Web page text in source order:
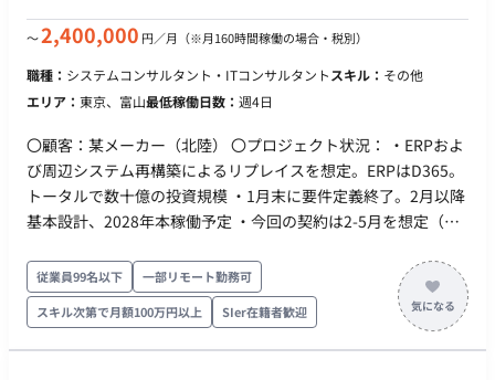
〜2,400,000 円／月 （※月160時間稼働の場合・税別）
職種： システムコンサルタント・ITコンサルタントスキル： その他
エリア： 東京、富山最低稼働日数： 週4日
〇顧客：某メーカー（北陸） 〇プロジェクト状況： ・ERPおよ
び周辺システム再構築によるリプレイスを想定。ERPはD365。
トータルで数十億の投資規模 ・1月末に要件定義終了。2月以降
基本設計、2028年本稼働予定 ・今回の契約は2-5月を想定（特
①チーム別PMO ・現在、受注・調達・計画など9つの機能領域
に分かれ検討が行われている。そのうち３つのチームを受け持
つ形でPMOタスクを推進いただきたい（50％稼働想定×1名）
②業務支援 上記チームの中で、特定領域についてユーザー側に
従業員99名以下
一部リモート勤務可
スキル次第で月額100万円以上
SIer在籍者歓迎